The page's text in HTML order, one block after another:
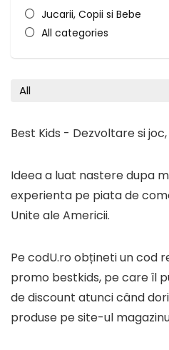
Jucarii, Copii si Bebe
All categories
All
Best Kids - Dezvoltare si
Ideea a luat nastere dupa
experienta pe piata de
Unite ale Americii.
Pe codU.ro obțineti un cod
promo bestkids, pe care îl
de discount atunci când
produse pe site-ul